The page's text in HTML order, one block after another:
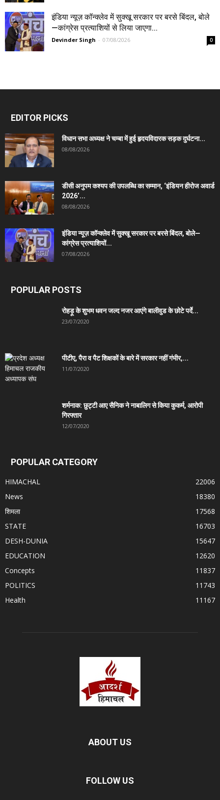
इंडिया न्यूज़ कॉन्क्लेव में सुक्खू सरकार पर बरसे बिंदल, बोले
—कांग्रेस प्रत्याशियों से लिया जाएगा...
Devinder Singh - 07/08/2026 0
EDITOR PICKS
विधान सभा अध्यक्ष ने चम्बा में हुई हृदयविदारक सड़क दुर्घटना...
08/08/2026
डीसी अनुपम कश्यप की उपलब्धि का सम्मान, ‘इंडियन हीरोज अवार्ड
2026’...
08/08/2026
इंडिया न्यूज़ कॉन्क्लेव में सुक्खू सरकार पर बरसे बिंदल, बोले—
कांग्रेस प्रत्याशियों...
07/08/2026
POPULAR POSTS
रोहड़ू के शुभम धवन जल्द नजर आएंगे बालीवुड के छोटे पर्दे...
23/07/2020
पीटीए, पैरा व पैट शिक्षकों के बारे में सरकार नहीं गंभीर,...
11/07/2020
शर्मनाक: छुट्टी आए सैनिक ने नाबालिग से किया कुकर्म, आरोपी
गिरफ्तार
12/07/2020
POPULAR CATEGORY
HIMACHAL
22006
News
18380
शिमला
17568
STATE
16703
DESH-DUNIA
15647
EDUCATION
12620
Concepts
11837
POLITICS
11743
Health
11167
ABOUT US
FOLLOW US